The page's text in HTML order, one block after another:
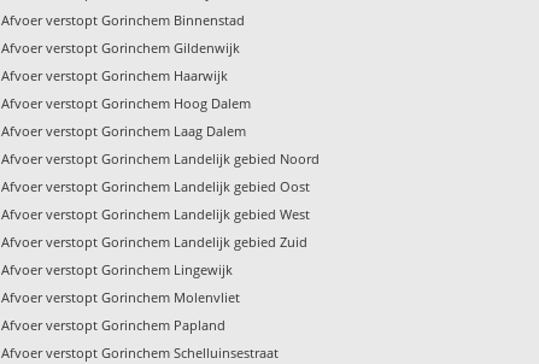
Afvoer verstopt Gorinchem Binnenstad
Afvoer verstopt Gorinchem Gildenwijk
Afvoer verstopt Gorinchem Haarwijk
Afvoer verstopt Gorinchem Hoog Dalem
Afvoer verstopt Gorinchem Laag Dalem
Afvoer verstopt Gorinchem Landelijk gebied Noord
Afvoer verstopt Gorinchem Landelijk gebied Oost
Afvoer verstopt Gorinchem Landelijk gebied West
Afvoer verstopt Gorinchem Landelijk gebied Zuid
Afvoer verstopt Gorinchem Lingewijk
Afvoer verstopt Gorinchem Molenvliet
Afvoer verstopt Gorinchem Papland
Afvoer verstopt Gorinchem Schelluinsestraat